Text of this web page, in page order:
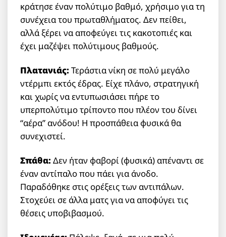
κράτησε έναν πολύτιμο βαθμό, χρήσιμο για τη
συνέχεια του πρωταθλήματος. Δεν πείθει,
αλλά ξέρει να αποφεύγει τις κακοτοπιές και
έχει μαζέψει πολύτιμους βαθμούς.
Πλατανιάς: Τεράστια νίκη σε πολύ μεγάλο
ντέρμπι εκτός έδρας. Είχε πλάνο, στρατηγική
και χωρίς να εντυπωσιάσει πήρε το
υπερπολύτιμο τρίποντο που πλέον του δίνει
“αέρα” ανόδου! Η προσπάθεια φυσικά θα
συνεχιστεί.
Σπάθα: Δεν ήταν φαβορί (φυσικά) απέναντι σε
έναν αντίπαλο που πάει για άνοδο.
Παραδόθηκε στις ορέξεις των αντιπάλων.
Στοχεύει σε άλλα ματς για να αποφύγει τις
θέσεις υποβιβασμού.